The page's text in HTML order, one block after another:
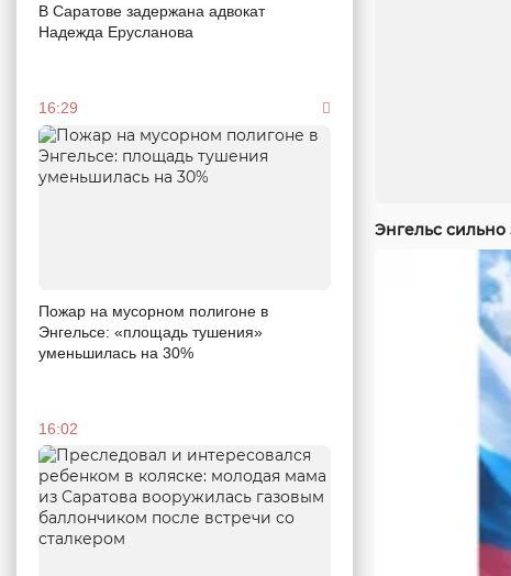
В Саратове задержана адвокат
Надежда Ерусланова
16:29
Пожар на мусорном полигоне в
Энгельсе: «площадь тушения»
уменьшилась на 30%
16:02
Энгельс